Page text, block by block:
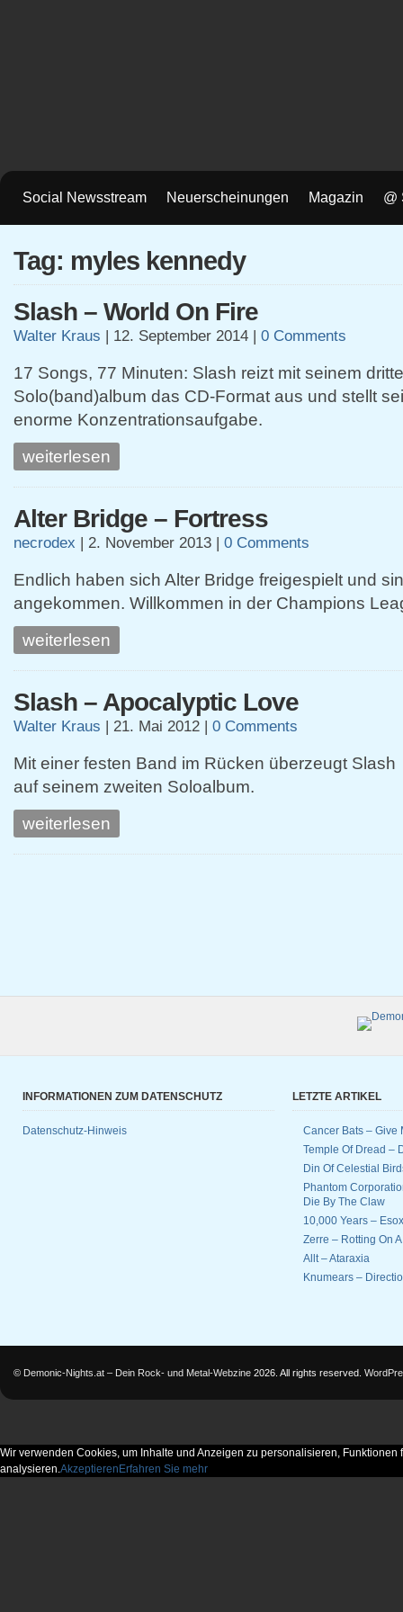
Social Newsstream Neuerscheinungen Magazin @
Tag: myles kennedy
Slash – World On Fire
Walter Kraus | 12. September 2014 | 0 Comments
17 Songs, 77 Minuten: Slash reizt mit seinem
Solo(band)album das CD-Format aus und stellt
enorme Konzentrationsaufgabe.
weiterlesen
Alter Bridge – Fortress
necrodex | 2. November 2013 | 0 Comments
Endlich haben sich Alter Bridge freigespielt und
angekommen. Willkommen in der Champions
weiterlesen
Slash – Apocalyptic Love
Walter Kraus | 21. Mai 2012 | 0 Comments
Mit einer festen Band im Rücken überzeugt Slash
auf seinem zweiten Soloalbum.
weiterlesen
INFORMATIONEN ZUM DATENSCHUTZ
Datenschutz-Hinweis
LETZTE ARTIKEL
Cancer Bats – Give
Temple Of Dread –
Din Of Celestial
Phantom
Die By The Claw
10,000 Years –
Zerre – Rotting On
Allt – Ataraxia
Knumears –
© Demonic-Nights.at – Dein Rock- und Metal-Webzine 2026. All rights reserved.
Wir verwenden Cookies, um Inhalte und Anzeigen zu personalisieren,
analysieren.Akzeptieren Erfahren Sie mehr